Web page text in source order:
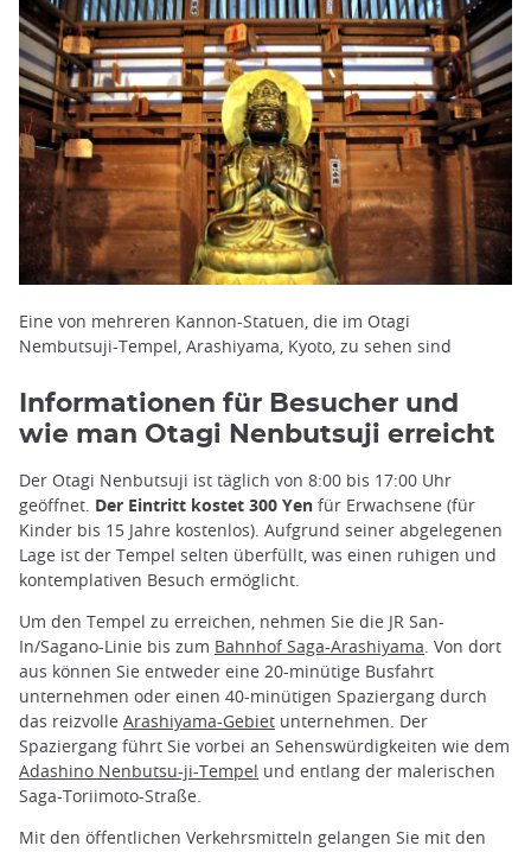
Eine von mehreren Kannon-Statuen, die im Otagi
Nembutsuji-Tempel, Arashiyama, Kyoto, zu sehen sind
Informationen für Besucher und
wie man Otagi Nenbutsuji erreicht
Der Otagi Nenbutsuji ist täglich von 8:00 bis 17:00 Uhr
geöffnet. Der Eintritt kostet 300 Yen für Erwachsene (für
Kinder bis 15 Jahre kostenlos). Aufgrund seiner abgelegenen
Lage ist der Tempel selten überfüllt, was einen ruhigen und
kontemplativen Besuch ermöglicht.
Um den Tempel zu erreichen, nehmen Sie die JR San-
In/Sagano-Linie bis zum Bahnhof Saga-Arashiyama . Von dort
aus können Sie entweder eine 20-minütige Busfahrt
unternehmen oder einen 40-minütigen Spaziergang durch
das reizvolle Arashiyama-Gebiet unternehmen. Der
Spaziergang führt Sie vorbei an Sehenswürdigkeiten wie dem
Adashino Nenbutsu-ji-Tempel und entlang der malerischen
Saga-Toriimoto-Straße.
Mit den öffentlichen Verkehrsmitteln gelangen Sie mit den